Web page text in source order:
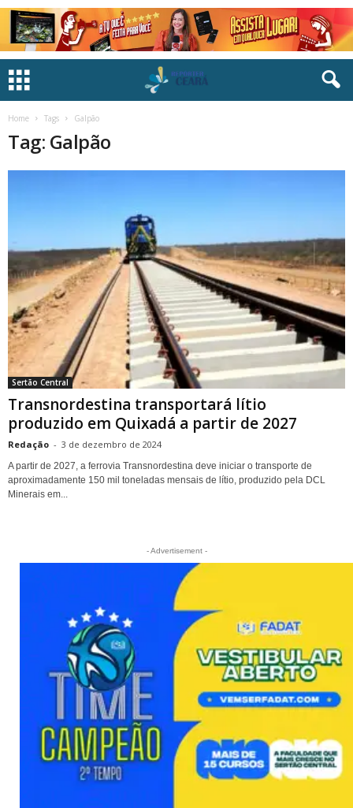
Home Tags Galpão
Tag: Galpão
Sertão Central
Transnordestina transportará lítio
produzido em Quixadá a partir de 2027
Redação - 3 de dezembro de 2024
A partir de 2027, a ferrovia Transnordestina deve iniciar o transporte de
aproximadamente 150 mil toneladas mensais de lítio, produzido pela DCL
Minerais em...
- Advertisement -